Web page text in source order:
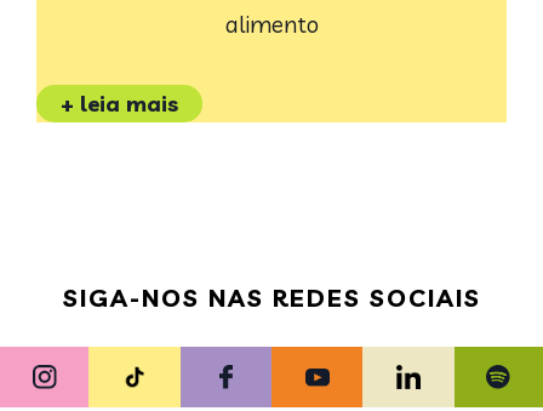
alimento
+ leia mais
SIGA-NOS NAS REDES SOCIAIS